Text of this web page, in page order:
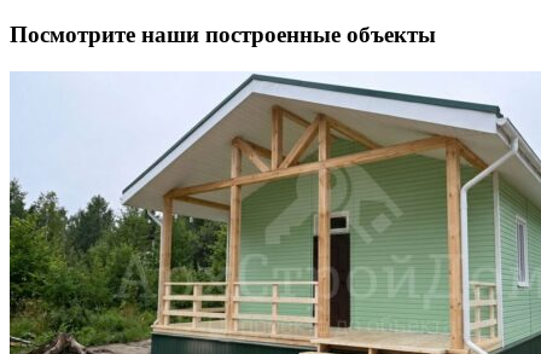
Посмотрите наши построенные объекты